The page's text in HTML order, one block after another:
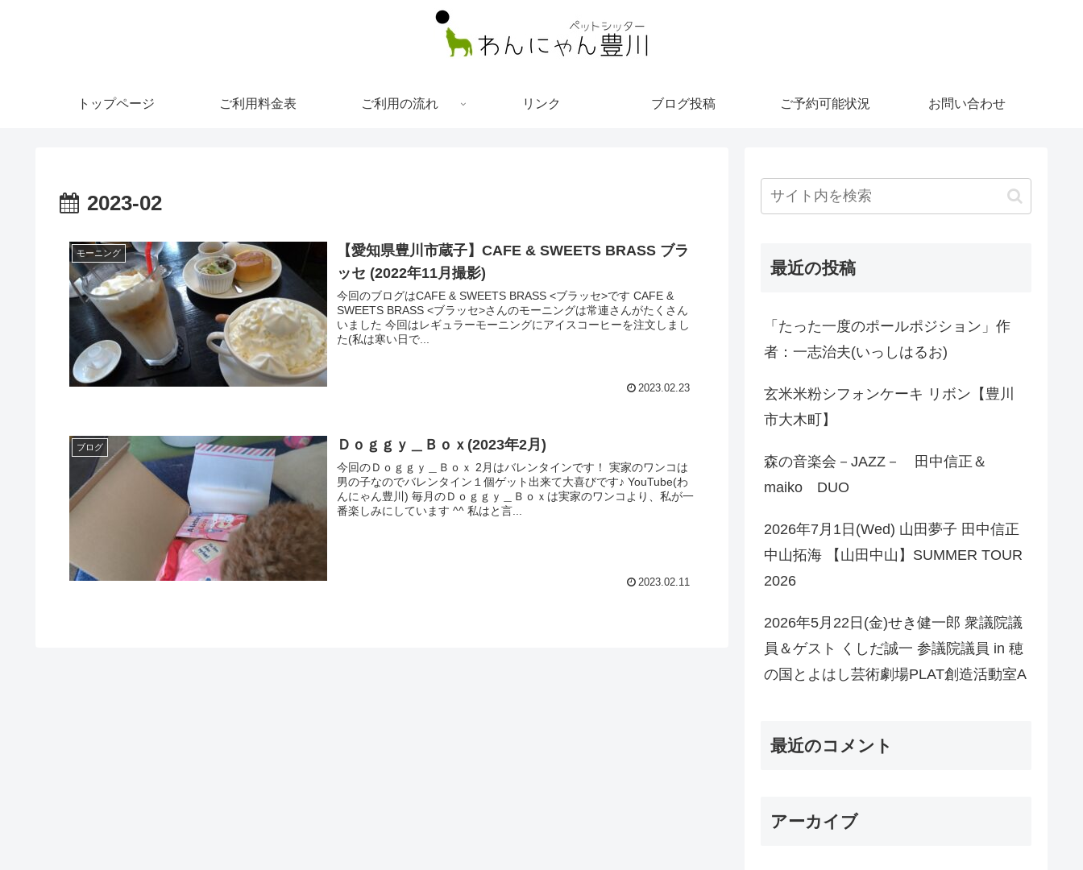
トップページ ご利用料金表 ご利用の流れ リンク ブログ投稿 ご予約可能状況 お問い合わせ
2023-02
モーニング
【愛知県豊川市蔵子】CAFE & SWEETS BRASS ブラ
ッセ (2022年11月撮影)
今回のブログはCAFE & SWEETS BRASS <ブラッセ>です CAFE &
SWEETS BRASS <ブラッセ>さんのモーニングは常連さんがたくさん
いました 今回はレギュラーモーニングにアイスコーヒーを注文しまし
た(私は寒い日で...
2023.02.23
ブログ Ｄｏｇｇｙ＿Ｂｏｘ(2023年2月)
今回のＤｏｇｇｙ＿Ｂｏｘ 2月はバレンタインです！ 実家のワンコは
男の子なのでバレンタイン１個ゲット出来て大喜びです♪ YouTube(わ
んにゃん豊川) 毎月のＤｏｇｇｙ＿Ｂｏｘは実家のワンコより、私が一
番楽しみにしています ^^ 私はと言...
2023.02.11
最近の投稿
「たった一度のポールポジション」作
者：一志治夫(いっしはるお)
玄米米粉シフォンケーキ リボン【豊川
市大木町】
森の音楽会－JAZZ－ 田中信正＆
maiko DUO
2026年7月1日(Wed) 山田夢子 田中信正
中山拓海 【山田中山】SUMMER TOUR
2026
2026年5月22日(金)せき健一郎 衆議院議
員＆ゲスト くしだ誠一 参議院議員 in 穂
の国とよはし芸術劇場PLAT創造活動室A
最近のコメント
アーカイブ